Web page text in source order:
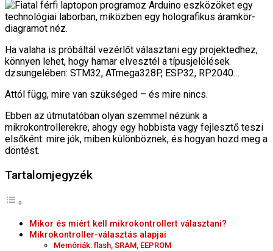
Ha valaha is próbáltál vezérlőt választani egy projektedhez,
könnyen lehet, hogy hamar elvesztél a típusjelölések
dzsungelében: STM32, ATmega328P, ESP32, RP2040…
Attól függ, mire van szükséged – és mire nincs.
Ebben az útmutatóban olyan szemmel nézünk a
mikrokontrollerekre, ahogy egy hobbista vagy fejlesztő teszi
elsőként: mire jók, miben különböznek, és hogyan hozd meg a
döntést.
Tartalomjegyzék
Mikor és miért kell mikrokontrollert választani?
Mikrokontroller-választás alapjai
Memóriák: flash, SRAM, EEPROM